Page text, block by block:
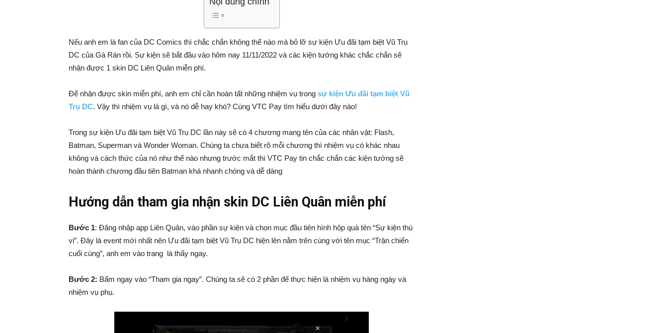
Nếu anh em là fan của DC Comics thì chắc chắn không thể nào mà bỏ lỡ sự kiện Ưu đãi tạm biệt Vũ Trụ
DC của Gà Rán rồi. Sự kiện sẽ bắt đầu vào hôm nay 11/11/2022 và các kiện tướng khác chắc chắn sẽ
nhận được 1 skin DC Liên Quân miễn phí.
Để nhận được skin miễn phí, anh em chỉ cần hoàn tất những nhiệm vụ trong sự kiện Ưu đãi tạm biệt Vũ
Trụ DC. Vậy thì nhiệm vụ là gì, và nó dễ hay khó? Cùng VTC Pay tìm hiểu dưới đây nào!
Trong sự kiện Ưu đãi tạm biệt Vũ Trụ DC lần này sẽ có 4 chương mang tên của các nhân vật: Flash,
Batman, Superman và Wonder Woman. Chúng ta chưa biết rõ mỗi chương thì nhiệm vụ có khác nhau
không và cách thức của nó như thế nào nhưng trước mắt thì VTC Pay tin chắc chắn các kiện tướng sẽ
hoàn thành chương đầu tiên Batman khá nhanh chóng và dễ dàng
Hướng dẫn tham gia nhận skin DC Liên Quân miễn phí
Bước 1: Đăng nhập app Liên Quân, vào phần sự kiện và chọn mục đầu tiên hình hộp quà tên “Sự kiện thú
vị”. Đây là event mới nhất nên Ưu đãi tạm biệt Vũ Trụ DC hiện lên nằm trên cùng với tên mục “Trận chiến
cuối cùng”, anh em vào trang là thấy ngay.
Bước 2: Bấm ngay vào “Tham gia ngay”. Chúng ta sẽ có 2 phần để thực hiện là nhiệm vụ hàng ngày và
nhiệm vụ phụ.